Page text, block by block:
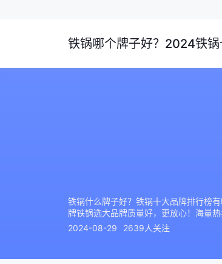
铁锅哪个牌子好？2024铁
铁锅什么牌子好？铁锅十大品牌排行榜
牌铁锅选大品牌质量好，更放心！海量
2024-08-29
2639人关注